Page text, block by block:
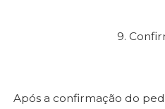
9.
Após a confirmação do